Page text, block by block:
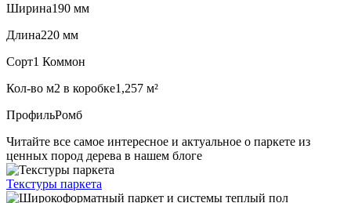
Ширина190 мм
Длина220 мм
Сорт1 Коммон
Кол-во м2 в коробке1,257 м²
ПрофильРомб
Читайте все самое интересное и актуальное о паркете из
ценных пород дерева в нашем блоге
Текстуры паркета